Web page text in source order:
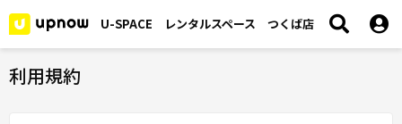
U-SPACE レンタルスペース つくば店
利用規約